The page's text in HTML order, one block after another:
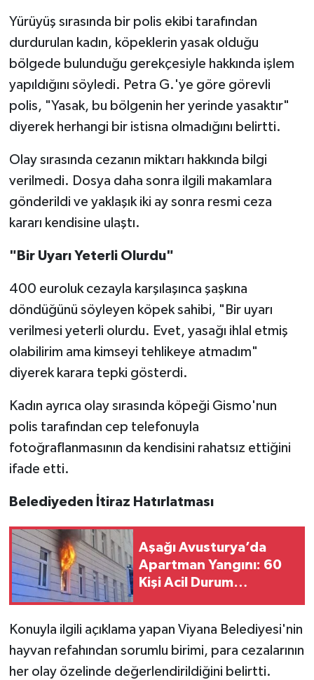
Yürüyüş sırasında bir polis ekibi tarafından
durdurulan kadın, köpeklerin yasak olduğu
bölgede bulunduğu gerekçesiyle hakkında işlem
yapıldığını söyledi. Petra G.'ye göre görevli
polis, "Yasak, bu bölgenin her yerinde yasaktır"
diyerek herhangi bir istisna olmadığını belirtti.
Olay sırasında cezanın miktarı hakkında bilgi
verilmedi. Dosya daha sonra ilgili makamlara
gönderildi ve yaklaşık iki ay sonra resmi ceza
kararı kendisine ulaştı.
"Bir Uyarı Yeterli Olurdu"
400 euroluk cezayla karşılaşınca şaşkına
döndüğünü söyleyen köpek sahibi, "Bir uyarı
verilmesi yeterli olurdu. Evet, yasağı ihlal etmiş
olabilirim ama kimseyi tehlikeye atmadım"
diyerek karara tepki gösterdi.
Kadın ayrıca olay sırasında köpeği Gismo'nun
polis tarafından cep telefonuyla
fotoğraflanmasının da kendisini rahatsız ettiğini
ifade etti.
Belediyeden İtiraz Hatırlatması
Aşağı Avusturya’da
Apartman Yangını: 60
Kişi Acil Durum
Konuyla ilgili açıklama yapan Viyana Belediyesi'nin
hayvan refahından sorumlu birimi, para cezalarının
her olay özelinde değerlendirildiğini belirtti.